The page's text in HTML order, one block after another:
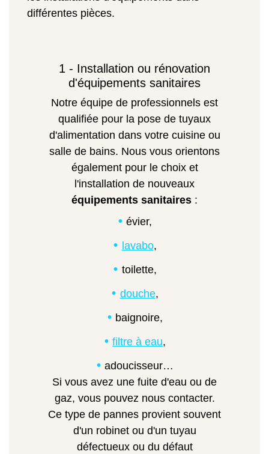
différentes pièces.
1 - Installation ou rénovation
d'équipements sanitaires
Notre équipe de professionnels est
qualifiée pour la pose de tuyaux
d'alimentation dans votre cuisine ou
salle de bains. Nous vous orientons
également pour le choix et
l'installation de nouveaux
équipements sanitaires :
évier,
lavabo,
toilette,
douche,
baignoire,
filtre à eau,
adoucisseur…
Si vous avez une fuite d'eau ou de
gaz, vous pouvez nous contacter.
Ce type de pannes provient souvent
d'un robinet ou d'un tuyau
défectueux ou du défaut